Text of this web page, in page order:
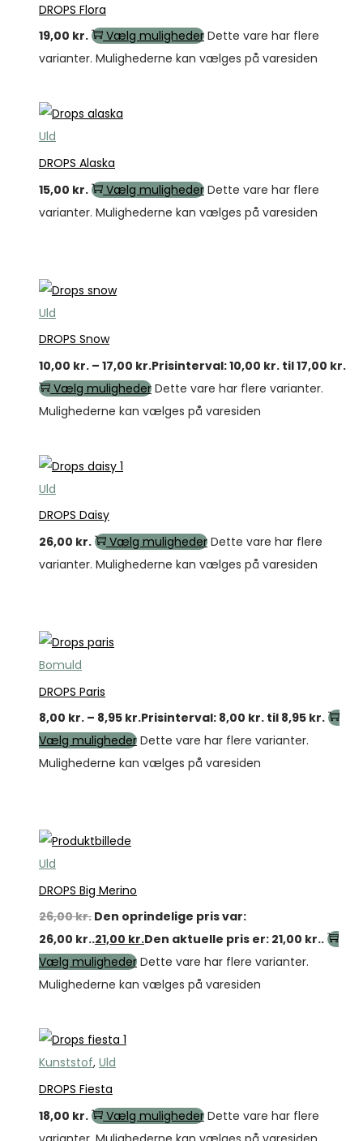
DROPS Flora
19,00 kr. Vælg muligheder Dette vare har flere
varianter. Mulighederne kan vælges på varesiden
Uld
DROPS Alaska
15,00 kr. Vælg muligheder Dette vare har flere
varianter. Mulighederne kan vælges på varesiden
Uld
DROPS Snow
10,00 kr. – 17,00 kr.Prisinterval: 10,00 kr. til 17,00 kr.
Vælg muligheder Dette vare har flere varianter.
Mulighederne kan vælges på varesiden
Uld
DROPS Daisy
26,00 kr. Vælg muligheder Dette vare har flere
varianter. Mulighederne kan vælges på varesiden
Bomuld
DROPS Paris
8,00 kr. – 8,95 kr.Prisinterval: 8,00 kr. til 8,95 kr.
Vælg muligheder Dette vare har flere varianter.
Mulighederne kan vælges på varesiden
Uld
DROPS Big Merino
26,00kr. Den oprindelige pris var:
26,00 kr..21,00 kr.Den aktuelle pris er: 21,00 kr..
Vælg muligheder Dette vare har flere varianter.
Mulighederne kan vælges på varesiden
Kunststof, Uld
DROPS Fiesta
18,00 kr. Vælg muligheder Dette vare har flere